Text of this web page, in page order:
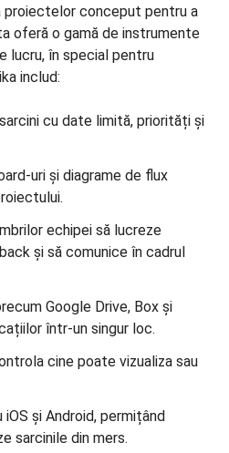
proiectelor conceput pentru a
oferă o gamă de instrumente
lucru, în special pentru
includ:
cu date limită, priorități și
uri și diagrame de flux
echipei să lucreze
și să comunice în cadrul
Google Drive, Box și
într-un singur loc.
cine poate vizualiza sau
și Android, permițând
sarcinile din mers.